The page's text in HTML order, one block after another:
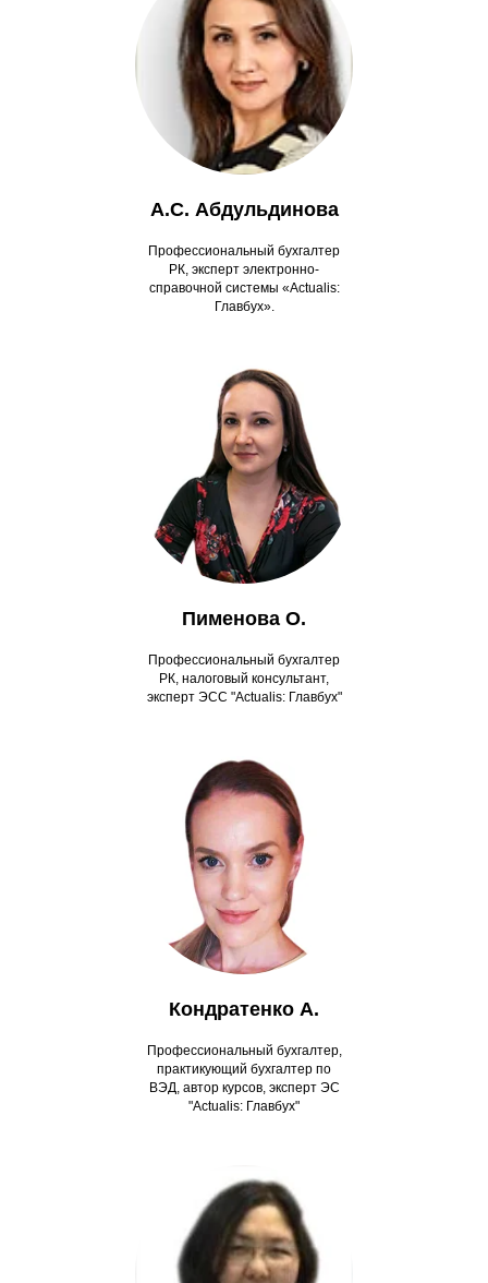
А.С. Абдульдинова
Профессиональный бухгалтер
РК, эксперт электронно-
справочной системы «Actualis:
Главбух».
Пименова О.
Профессиональный бухгалтер
РК, налоговый консультант,
эксперт ЭСС "Actualis: Главбух"
Кондратенко А.
Профессиональный бухгалтер,
практикующий бухгалтер по
ВЭД, автор курсов, эксперт ЭС
"Actualis: Главбух"